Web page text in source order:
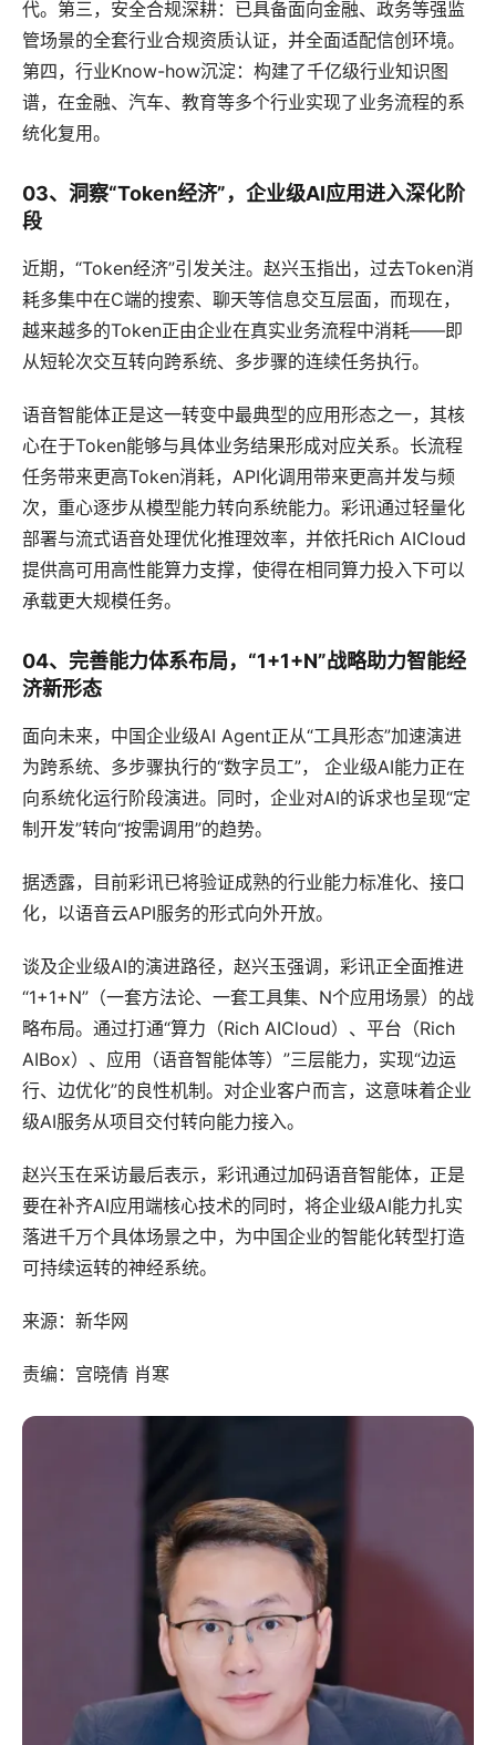
代。第三，安全合规深耕：已具备面向金融、政务等强监
管场景的全套行业合规资质认证，并全面适配信创环境。
第四，行业Know-how沉淀：构建了千亿级行业知识图
谱，在金融、汽车、教育等多个行业实现了业务流程的系
统化复用。
03、洞察“Token经济”，企业级AI应用进入深化阶
段
近期，“Token经济”引发关注。赵兴玉指出，过去Token消
耗多集中在C端的搜索、聊天等信息交互层面，而现在，
越来越多的Token正由企业在真实业务流程中消耗——即
从短轮次交互转向跨系统、多步骤的连续任务执行。
语音智能体正是这一转变中最典型的应用形态之一，其核
心在于Token能够与具体业务结果形成对应关系。长流程
任务带来更高Token消耗，API化调用带来更高并发与频
次，重心逐步从模型能力转向系统能力。彩讯通过轻量化
部署与流式语音处理优化推理效率，并依托Rich AICloud
提供高可用高性能算力支撑，使得在相同算力投入下可以
承载更大规模任务。
04、完善能力体系布局，“1+1+N”战略助力智能经
济新形态
面向未来，中国企业级AI Agent正从“工具形态”加速演进
为跨系统、多步骤执行的“数字员工”， 企业级AI能力正在
向系统化运行阶段演进。同时，企业对AI的诉求也呈现“定
制开发”转向“按需调用”的趋势。
据透露，目前彩讯已将验证成熟的行业能力标准化、接口
化，以语音云API服务的形式向外开放。
谈及企业级AI的演进路径，赵兴玉强调，彩讯正全面推进
“1+1+N”（一套方法论、一套工具集、N个应用场景）的战
略布局。通过打通“算力（Rich AICloud）、平台（Rich
AIBox）、应用（语音智能体等）”三层能力，实现“边运
行、边优化”的良性机制。对企业客户而言，这意味着企业
级AI服务从项目交付转向能力接入。
赵兴玉在采访最后表示，彩讯通过加码语音智能体，正是
要在补齐AI应用端核心技术的同时，将企业级AI能力扎实
落进千万个具体场景之中，为中国企业的智能化转型打造
可持续运转的神经系统。
来源：新华网
责编：宫晓倩 肖寒